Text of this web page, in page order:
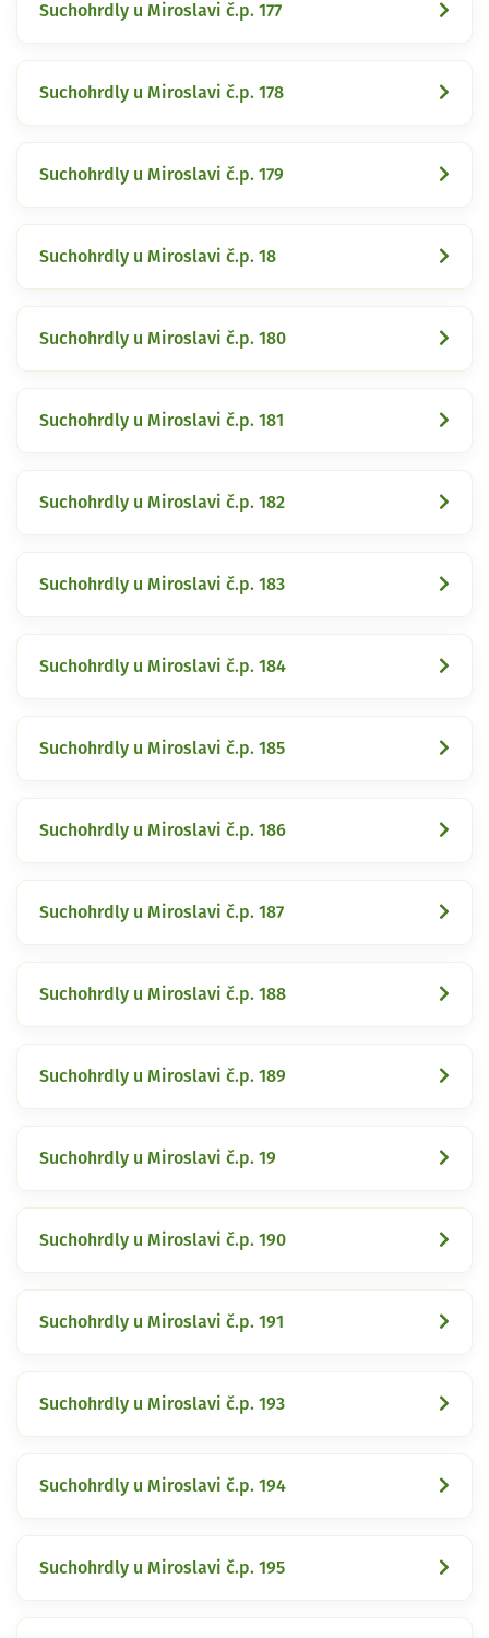
Suchohrdly u Miroslavi č.p. 177
Suchohrdly u Miroslavi č.p. 178
Suchohrdly u Miroslavi č.p. 179
Suchohrdly u Miroslavi č.p. 18
Suchohrdly u Miroslavi č.p. 180
Suchohrdly u Miroslavi č.p. 181
Suchohrdly u Miroslavi č.p. 182
Suchohrdly u Miroslavi č.p. 183
Suchohrdly u Miroslavi č.p. 184
Suchohrdly u Miroslavi č.p. 185
Suchohrdly u Miroslavi č.p. 186
Suchohrdly u Miroslavi č.p. 187
Suchohrdly u Miroslavi č.p. 188
Suchohrdly u Miroslavi č.p. 189
Suchohrdly u Miroslavi č.p. 19
Suchohrdly u Miroslavi č.p. 190
Suchohrdly u Miroslavi č.p. 191
Suchohrdly u Miroslavi č.p. 193
Suchohrdly u Miroslavi č.p. 194
Suchohrdly u Miroslavi č.p. 195